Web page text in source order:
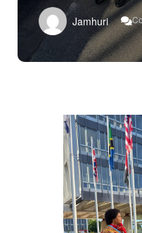
Jamhuri